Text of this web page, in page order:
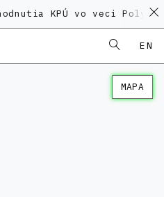
vo veci Polyfunkčného
EN
MAPA